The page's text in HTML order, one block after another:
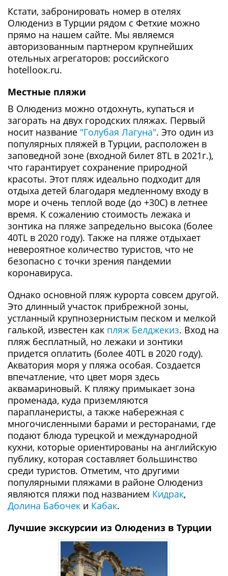
Кстати, забронировать номер в отелях
Олюдениз в Турции рядом с Фетхие можно
прямо на нашем сайте. Мы являемся
авторизованным партнером крупнейших
отельных агрегаторов: российского
hotellоок.ru.
Местные пляжи
В Олюдениз можно отдохнуть, купаться и
загорать на двух городских пляжах. Первый
носит название "Голубая Лагуна". Это один из
популярных пляжей в Турции, расположен в
заповедной зоне (входной билет 8TL в 2021г.),
что гарантирует сохранение природной
красоты. Этот пляж идеально подходит для
отдыха детей благодаря медленному входу в
море и очень теплой воде (до +30C) в летнее
время. К сожалению стоимость лежака и
зонтика на пляже запредельно высока (более
40TL в 2020 году). Также на пляже отдыхает
невероятное количество туристов, что не
безопасно с точки зрения пандемии
коронавируса.
Однако основной пляж курорта совсем другой.
Это длинный участок прибрежной зоны,
устланный крупнозернистым песком и мелкой
галькой, известен как пляж Белджекиз. Вход на
пляж бесплатный, но лежаки и зонтики
придется оплатить (более 40TL в 2020 году).
Акватория моря у пляжа особая. Создается
впечатление, что цвет моря здесь
аквамариновый. К пляжу примыкает зона
променада, куда приземляются
парапланеристы, а также набережная с
многочисленными барами и ресторанами, где
подают блюда турецкой и международной
кухни, которые ориентированы на английскую
публику, которая составляет большинство
среди туристов. Отметим, что другими
популярными пляжами в районе Олюдениз
являются пляжи под названием Кидрак,
Долина Бабочек и Кабак.
Лучшие экскурсии из Олюдениз в Турции